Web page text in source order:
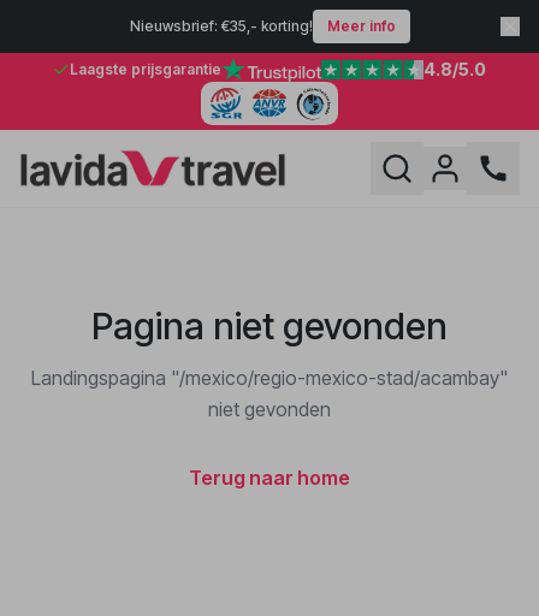
Nieuwsbrief: €35,- korting! Meer info
Laagste prijsgarantie 4.8/5.0
Pagina niet gevonden
Landingspagina "/mexico/regio-mexico-stad/acambay"
niet gevonden
Terug naar home